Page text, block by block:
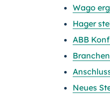
Wago
Hager
ABB
Neues